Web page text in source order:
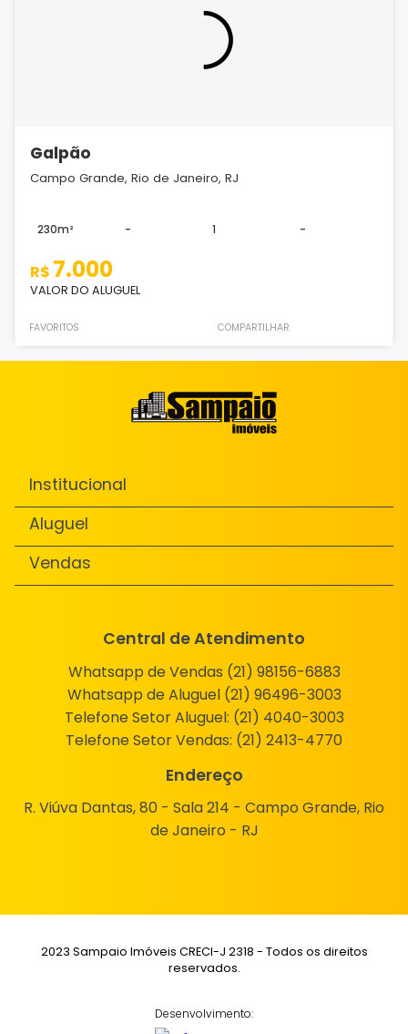
Galpão
Campo Grande, Rio de Janeiro, RJ
230m² - 1 -
R$ 7.000
VALOR DO ALUGUEL
FAVORITOS COMPARTILHAR
Institucional
Aluguel
Vendas
Central de Atendimento
Whatsapp de Vendas (21) 98156-6883
Whatsapp de Aluguel (21) 96496-3003
Telefone Setor Aluguel: (21) 4040-3003
Telefone Setor Vendas: (21) 2413-4770
Endereço
R. Viúva Dantas, 80 - Sala 214 - Campo Grande, Rio
de Janeiro - RJ
2023 Sampaio Imóveis CRECI-J 2318 - Todos os direitos
reservados.
Desenvolvimento: